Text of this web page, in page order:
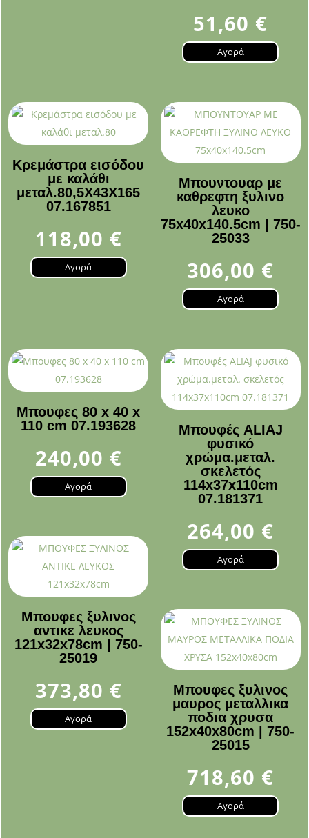
51,60 €
Αγορά
Κρεμάστρα εισόδου
με καλάθι
μεταλ.80,5Χ43Χ165
07.167851
118,00 €
Αγορά
Μπουντουαρ με
καθρεφτη ξυλινο
λευκο
75x40x140.5cm | 750-
25033
306,00 €
Αγορά
Μπουφες 80 x 40 x
110 cm 07.193628
240,00 €
Αγορά
Μπουφές ALIAJ
φυσικό
χρώμα.μεταλ.
σκελετός
114x37x110cm
07.181371
264,00 €
Αγορά
Μπουφες ξυλινος
αντικε λευκος
121x32x78cm | 750-
25019
373,80 €
Αγορά
Μπουφες ξυλινος
μαυρος μεταλλικα
ποδια χρυσα
152x40x80cm | 750-
25015
718,60 €
Αγορά